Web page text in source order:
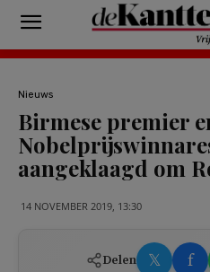
Nieuws
Birmese premier
aangeklaagd om
14 NOVEMBER 2019, 13:30
Delen 𝕏 f